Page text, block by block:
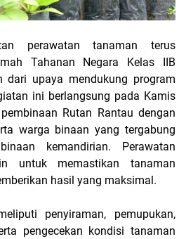
perawatan tanaman terus
Tahanan Negara Kelas IIB
dari upaya mendukung program
ini berlangsung pada Kamis
Rutan Rantau dengan
warga binaan yang tergabung
kemandirian. Perawatan
untuk memastikan tanaman
hasil yang maksimal.
penyiraman, pemupukan,
pengecekan kondisi tanaman